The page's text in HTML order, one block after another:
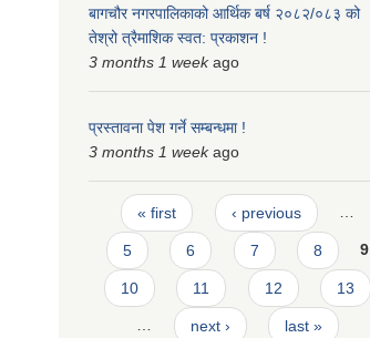
बागचौर नगरपालिकाको आर्थिक बर्ष २०८२/०८३ को
तेश्रो त्रैमाशिक स्वत: प्रकाशन !
3 months 1 weekago
प्रस्तावना पेश गर्ने सम्बन्धमा !
3 months 1 weekago
Pages
« first ‹ previous …
5 6 7 8 9
10 11 12 13
… next › last »